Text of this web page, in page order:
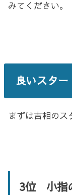
みてください。
良いスター
まずは吉相のス
3位 小指